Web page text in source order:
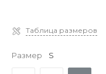
Таблица размеров
Размер S